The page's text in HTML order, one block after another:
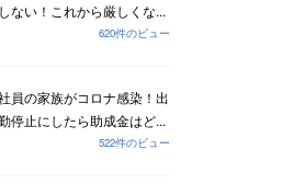
しない！これから厳しくな...
620件のビュー
員の家族がコロナ感染！出
停止にしたら助成金はど...
522件のビュー